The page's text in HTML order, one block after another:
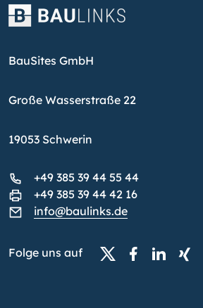
BauSites GmbH
Große Wasserstraße 22
19053 Schwerin
+49 385 39 44 55 44
+49 385 39 44 42 16
info@baulinks.de
Folge uns auf